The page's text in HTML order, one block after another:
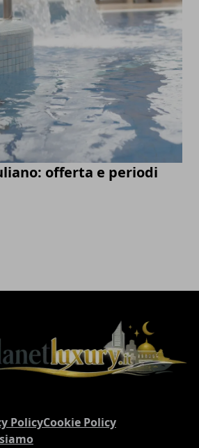
offerta e periodi
PolicyCookie Policy